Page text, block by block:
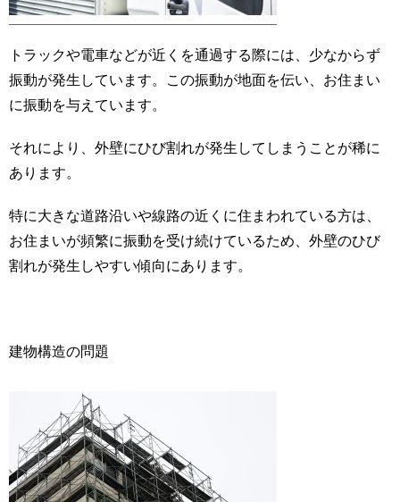
トラックや電車などが近くを通過する際には、少なからず
振動が発生しています。この振動が地面を伝い、お住まい
に振動を与えています。
それにより、外壁にひび割れが発生してしまうことが稀に
あります。
特に大きな道路沿いや線路の近くに住まわれている方は、
お住まいが頻繁に振動を受け続けているため、外壁のひび
割れが発生しやすい傾向にあります。
建物構造の問題